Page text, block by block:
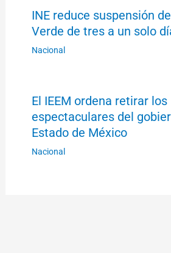
INE reduce suspensión
Verde de tres a un solo
Nacional
El IEEM ordena retirar los
espectaculares del
Estado de México
Nacional